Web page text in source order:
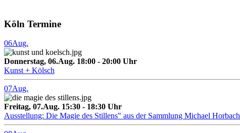
Köln Termine
06Aug.
Donnerstag, 06.Aug. 18:00 - 20:00 Uhr
Kunst + Kölsch
07Aug.
Freitag, 07.Aug. 15:30 - 18:30 Uhr
Ausstellung: Die Magie des Stillens" aus der Sammlung Michael Horbach